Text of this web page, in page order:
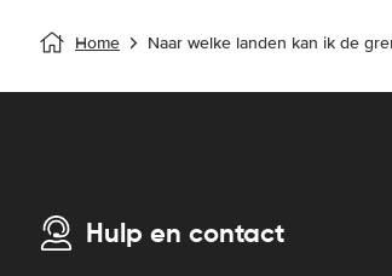
Home Naar welke landen kan ik de
Hulp en contact